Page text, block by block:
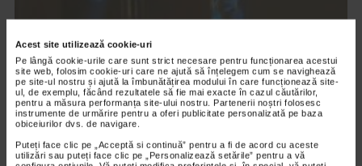
Acest site utilizează cookie-uri
Pe lângă cookie-urile care sunt strict necesare pentru funcționarea acestui
site web, folosim cookie-uri care ne ajută să înțelegem cum se navighează
pe site-ul nostru și ajută la îmbunătățirea modului în care funcționează site-
ul, de exemplu, făcând rezultatele să fie mai exacte în cazul căutărilor,
pentru a măsura performanța site-ului nostru. Partenerii noștri folosesc
instrumente de urmărire pentru a oferi publicitate personalizată pe baza
obiceiurilor dvs. de navigare.
Puteți face clic pe „Acceptă si continuă” pentru a fi de acord cu aceste
utilizări sau puteți face clic pe „Personalizează setările” pentru a vă
CLIPA DE ARTA
ARTS and ARTISTS. Floriama Cândea –
„Invisible Garden #2”
148 vizualizari
VIDEO